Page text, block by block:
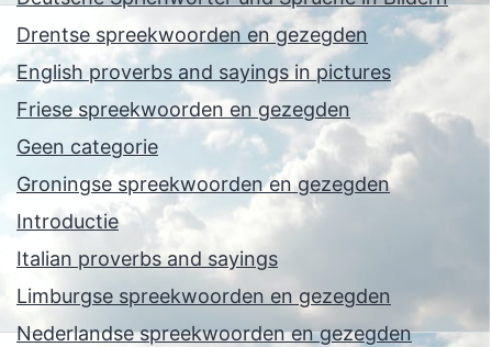
Drentse spreekwoorden en gezegden
English proverbs and sayings in pictures
Friese spreekwoorden en gezegden
Geen categorie
Groningse spreekwoorden en gezegden
Introductie
Italian proverbs and sayings
Limburgse spreekwoorden en gezegden
Nederlandse spreekwoorden en gezegden